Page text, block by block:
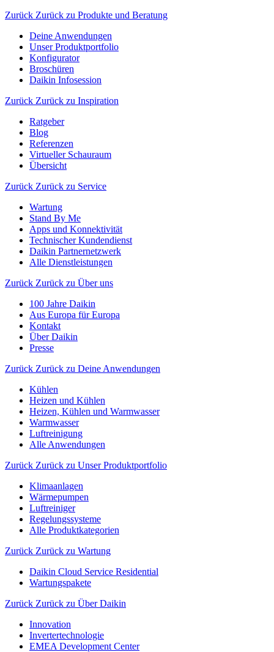
Zurück Zurück zu Produkte und Beratung
Deine Anwendungen
Unser Produktportfolio
Konfigurator
Broschüren
Daikin Infosession
Zurück Zurück zu Inspiration
Ratgeber
Blog
Referenzen
Virtueller Schauraum
Übersicht
Zurück Zurück zu Service
Wartung
Stand By Me
Apps und Konnektivität
Technischer Kundendienst
Daikin Partnernetzwerk
Alle Dienstleistungen
Zurück Zurück zu Über uns
100 Jahre Daikin
Aus Europa für Europa
Kontakt
Über Daikin
Presse
Zurück Zurück zu Deine Anwendungen
Kühlen
Heizen und Kühlen
Heizen, Kühlen und Warmwasser
Warmwasser
Luftreinigung
Alle Anwendungen
Zurück Zurück zu Unser Produktportfolio
Klimaanlagen
Wärmepumpen
Luftreiniger
Regelungssysteme
Alle Produktkategorien
Zurück Zurück zu Wartung
Daikin Cloud Service Residential
Wartungspakete
Zurück Zurück zu Über Daikin
Innovation
Invertertechnologie
EMEA Development Center